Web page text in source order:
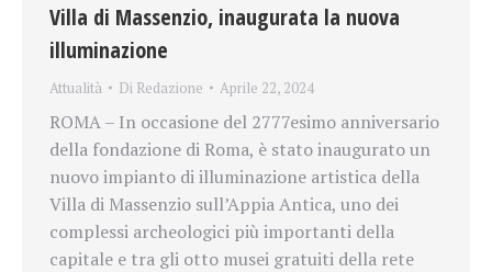
Villa di Massenzio, inaugurata la nuova
illuminazione
Attualità Di Redazione Aprile 22, 2024
ROMA – In occasione del 2777esimo anniversario
della fondazione di Roma, è stato inaugurato un
nuovo impianto di illuminazione artistica della
Villa di Massenzio sull’Appia Antica, uno dei
complessi archeologici più importanti della
capitale e tra gli otto musei gratuiti della rete